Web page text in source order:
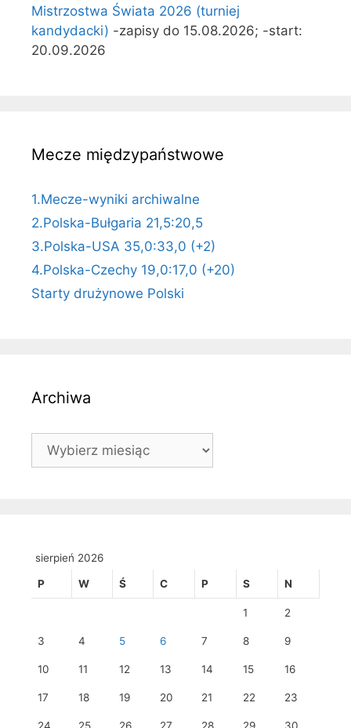
Mistrzostwa Świata 2026 (turniej
kandydacki) -zapisy do 15.08.2026; -start:
20.09.2026
Mecze międzypaństwowe
1.Mecze-wyniki archiwalne
2.Polska-Bułgaria 21,5:20,5
3.Polska-USA 35,0:33,0 (+2)
4.Polska-Czechy 19,0:17,0 (+20)
Starty drużynowe Polski
Archiwa
Archiwa
sierpień 2026
P W Ś C P S N
1 2
3 4 5 6 7 8 9
10 11 12 13 14 15 16
17 18 19 20 21 22 23
24 25 26 27 28 29 30